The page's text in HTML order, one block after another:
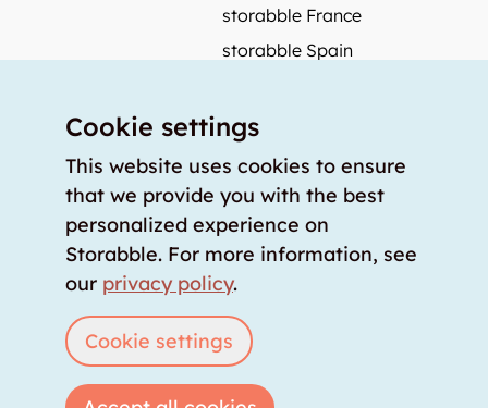
storabble France
storabble Spain
Press coverage
How to calculate the size of a storage room?
How much does a storage room cost?
For storage providers
Login List storage room
Cookie settings
This website uses cookies to ensure
that we provide you with the best
personalized experience on
Storabble. For more information, see
our privacy policy.
Cookie settings